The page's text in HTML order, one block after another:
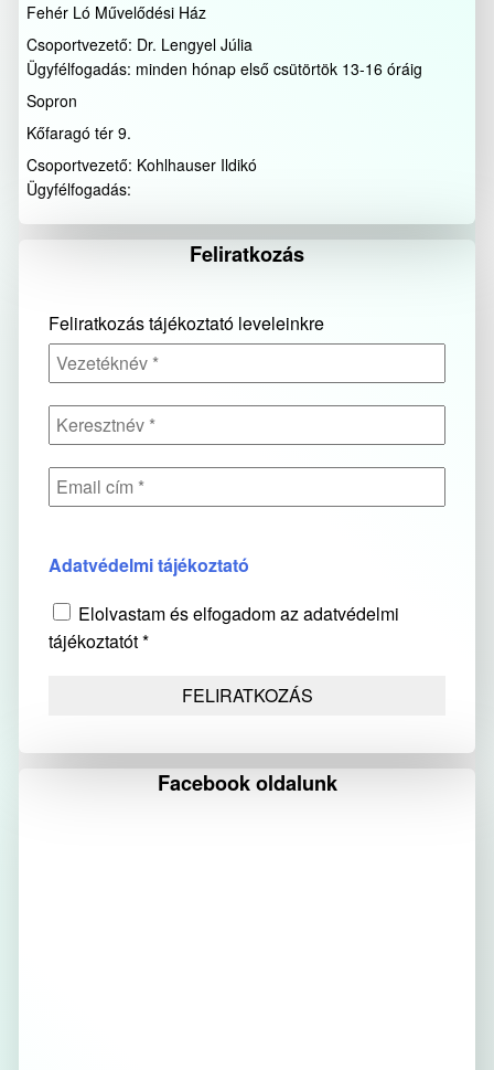
Fehér Ló Művelődési Ház
Csoportvezető: Dr. Lengyel Júlia
Ügyfélfogadás: minden hónap első csütörtök 13-16 óráig
Sopron
Kőfaragó tér 9.
Csoportvezető: Kohlhauser Ildikó
Ügyfélfogadás:
Feliratkozás
Feliratkozás tájékoztató leveleinkre
Adatvédelmi tájékoztató
Elolvastam és elfogadom az adatvédelmi
tájékoztatót *
Facebook oldalunk